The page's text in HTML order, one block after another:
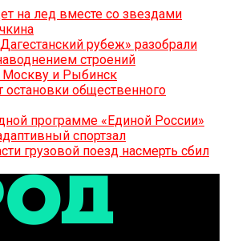
на лед вместе со звездами
рубеж» разобрали
строений
Москву и Рыбинск
остановки общественного
программе «Единой России»
спортзал
грузовой поезд насмерть сбил